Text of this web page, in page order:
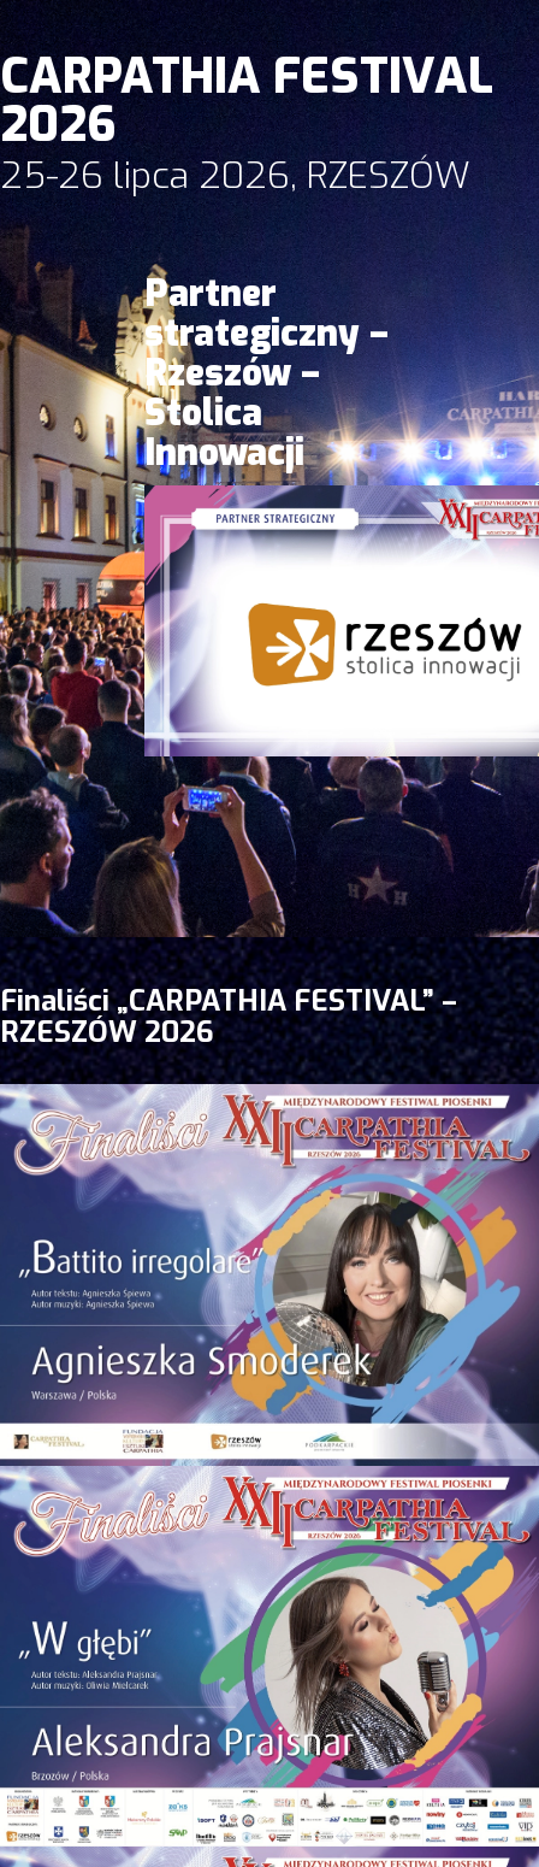
CARPATHIA FESTIVAL
2026
25-26 lipca 2026, RZESZÓW
Partner
strategiczny –
Rzeszów –
Stolica
Innowacji
Finaliści „CARPATHIA FESTIVAL” –
RZESZÓW 2026